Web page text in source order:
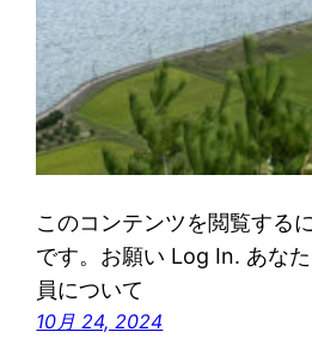
このコンテンツを閲覧する
です。お願い Log In. あな
員について
10月 24, 2024